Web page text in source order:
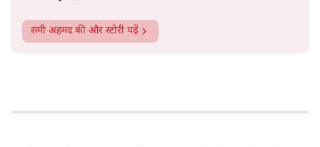
समी अहमदकी और स्टोरी पढ़ें